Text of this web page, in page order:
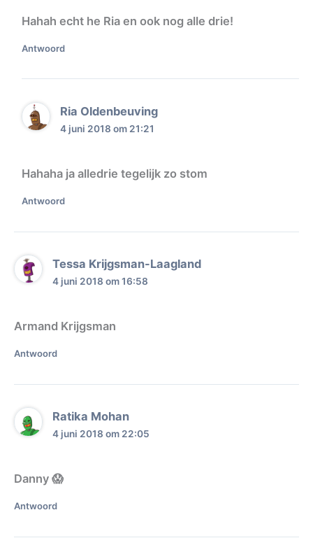
Hahah echt he Ria en ook nog alle drie!
Antwoord
Ria Oldenbeuving
4 juni 2018 om 21:21
Hahaha ja alledrie tegelijk zo stom
Antwoord
Tessa Krijgsman-Laagland
4 juni 2018 om 16:58
Armand Krijgsman
Antwoord
Ratika Mohan
4 juni 2018 om 22:05
Danny 😱
Antwoord